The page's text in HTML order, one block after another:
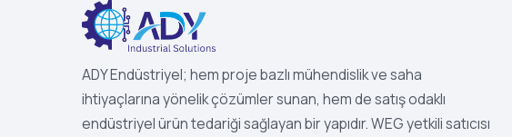
ADY Endüstriyel; hem proje bazlı mühendislik ve saha
ihtiyaçlarına yönelik çözümler sunan, hem de satış odaklı
endüstriyel ürün tedariği sağlayan bir yapıdır. WEG yetkili satıcısı